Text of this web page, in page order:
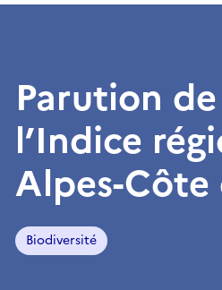
Parution
l’Indice
Alpes-Côte
Biodiversité